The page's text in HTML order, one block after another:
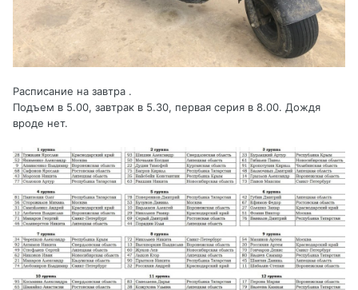
Расписание на завтра .
Подъем в 5.00, завтрак в 5.30, первая серия в 8.00. Дождя
вроде нет.